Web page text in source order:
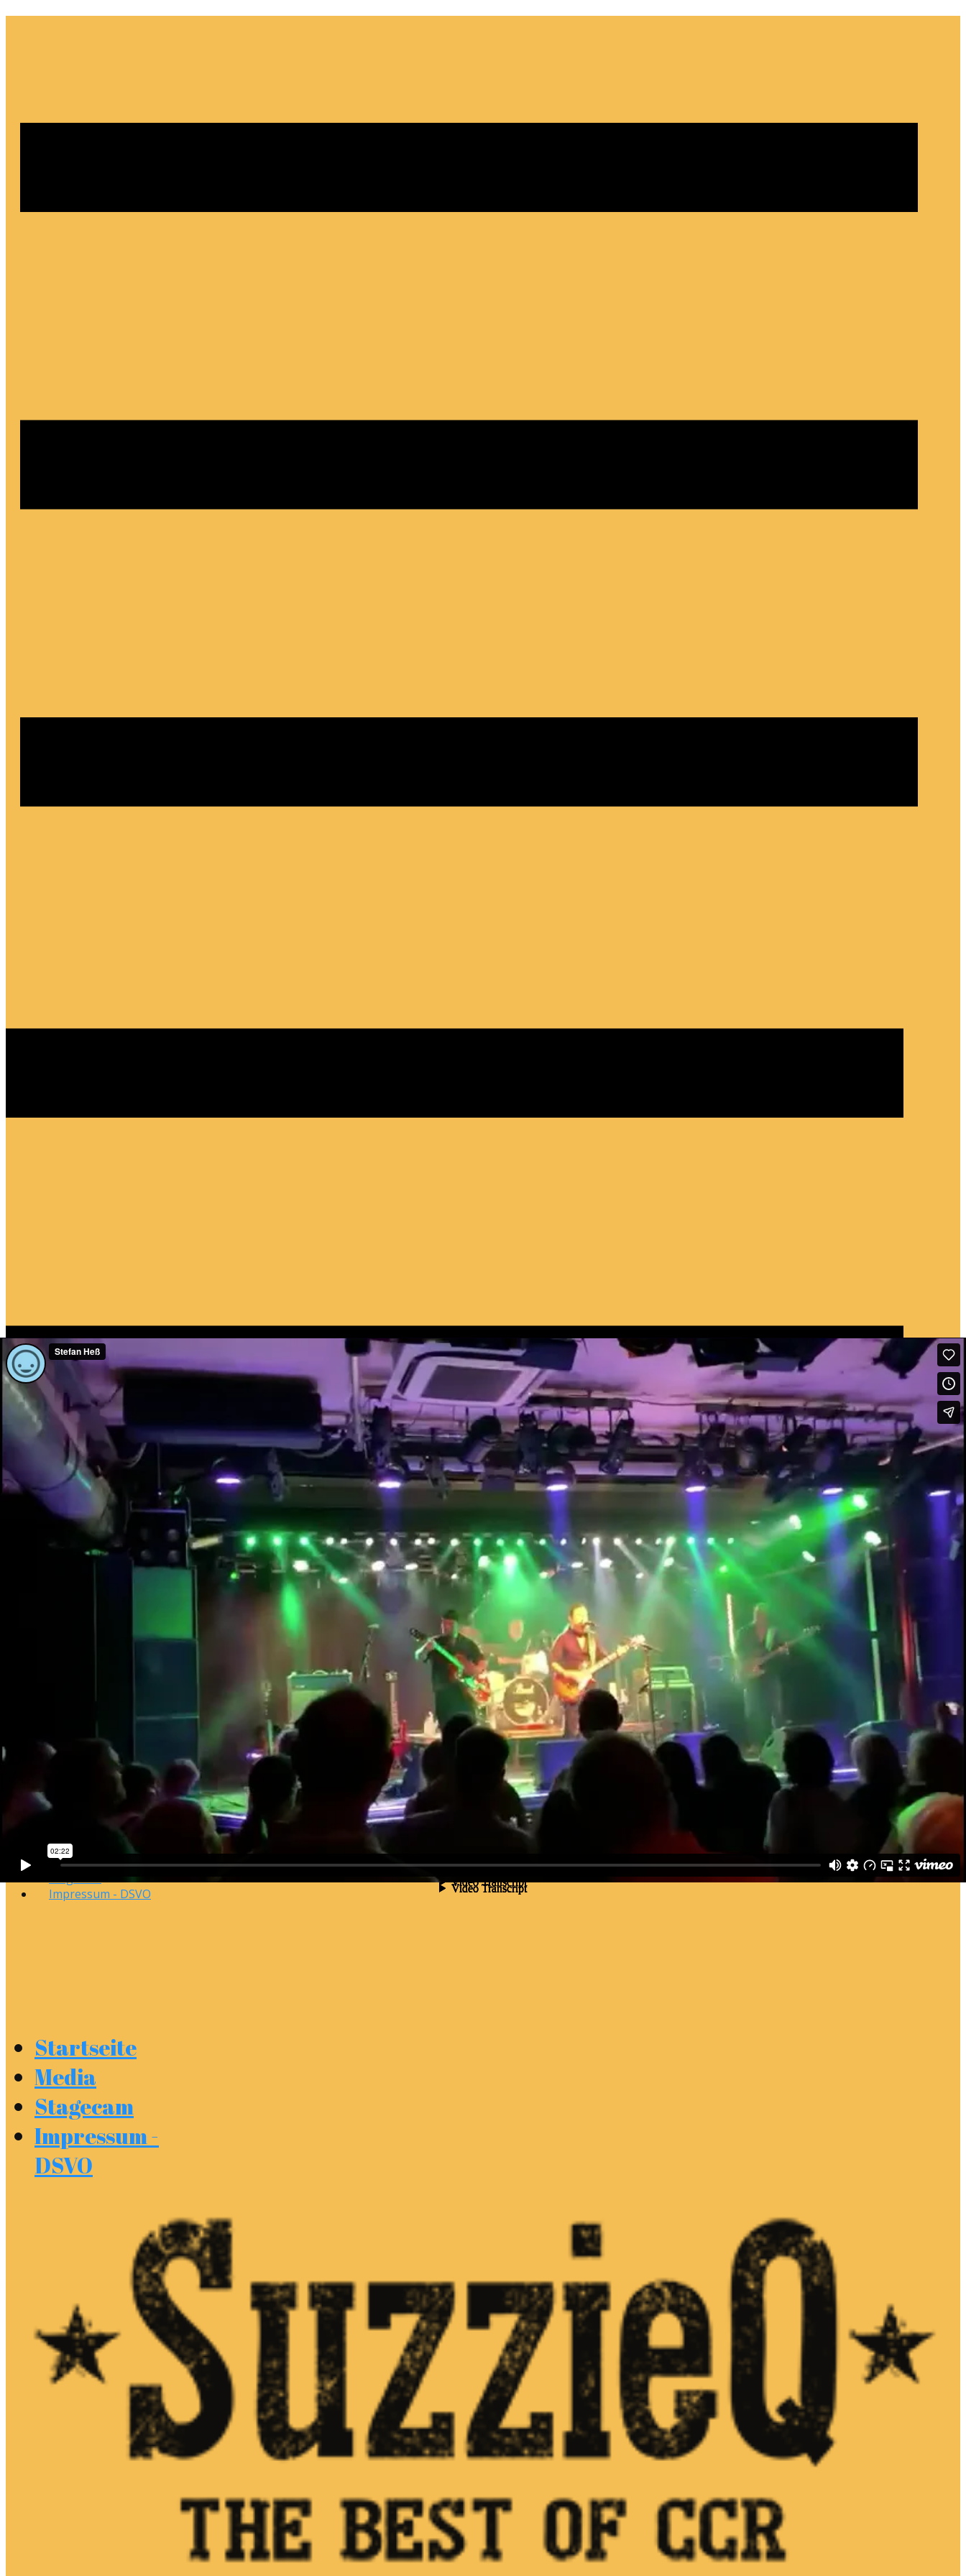
Startseite
Media
Impressum - DSVO
Startseite
Media
Stagecam
Impressum -
DSVO